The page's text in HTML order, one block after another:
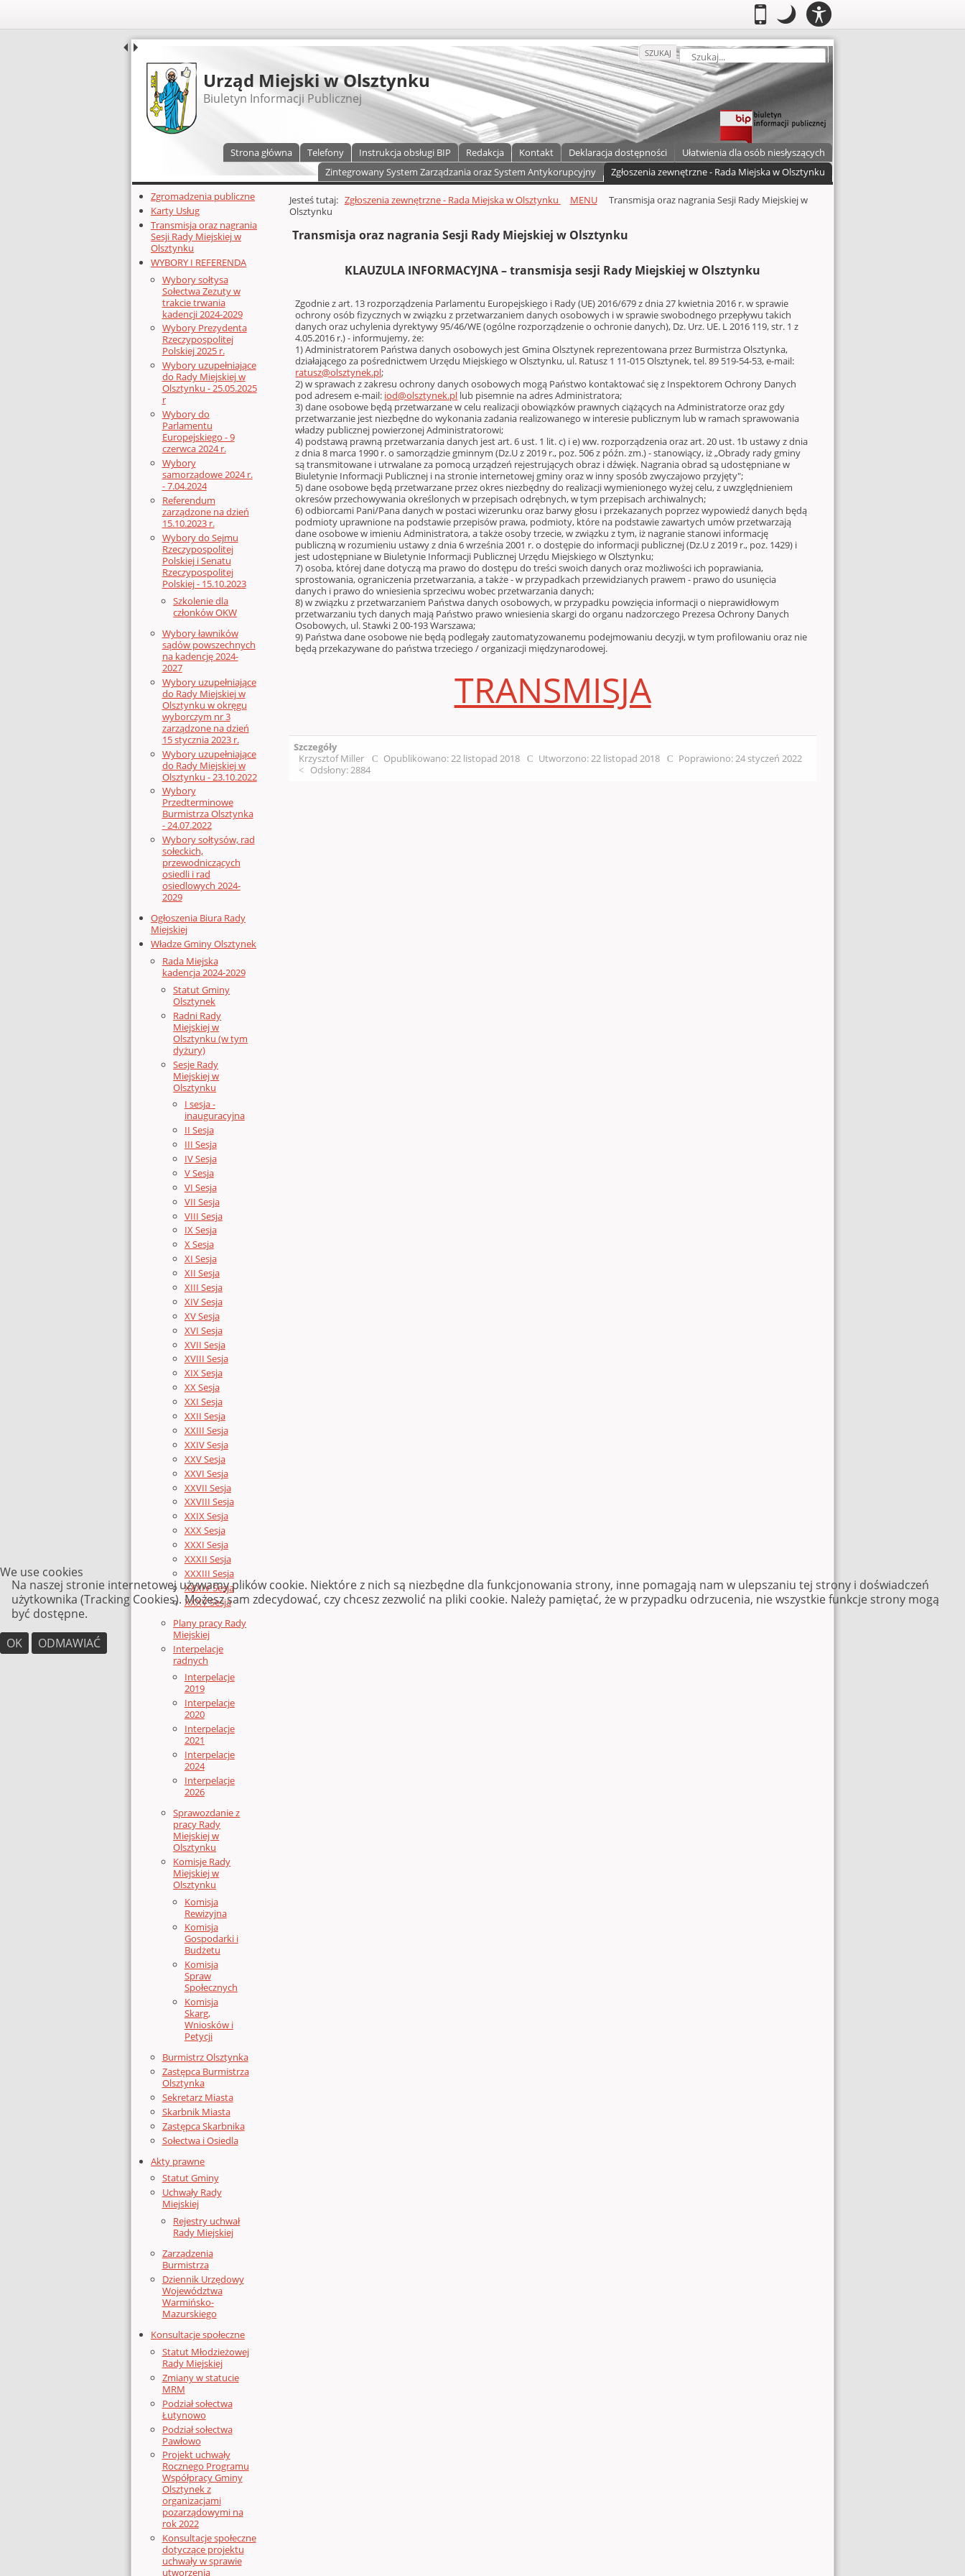
Mobilny
.Przełącz do wersji mobilnej
Tryb
nocny
Tryb nocny: Ten tryb ustawia
Szukaj
SZUKAJ
UDOSTĘPNIJ
Urząd Miejski w Olsztynku
Biuletyn Informacji Publicznej
Strona główna Telefony Instrukcja obsługi BIP Redakcja Kontakt Deklaracja dostępności
Ułatwienia dla osób niesłyszących
Zintegrowany System Zarządzania oraz System Antykorupcyjny
Zgłoszenia zewnętrzne - Rada Miejska w Olsztynku
Dodatkowe zasoby (lewa kolumna)
Zgromadzenia publiczne
Karty Usług
Transmisja oraz nagrania
Sesji Rady Miejskiej w
Olsztynku
WYBORY I REFERENDA
Wybory sołtysa
Sołectwa Zezuty w
trakcie trwania
kadencji 2024-2029
Wybory Prezydenta
Rzeczypospolitej
Polskiej 2025 r.
Wybory uzupełniające
do Rady Miejskiej w
Olsztynku - 25.05.2025
r
Wybory do
Parlamentu
Europejskiego - 9
czerwca 2024 r.
Wybory
samorządowe 2024 r.
- 7.04.2024
Referendum
zarządzone na dzień
15.10.2023 r.
Wybory do Sejmu
Rzeczypospolitej
Polskiej i Senatu
Rzeczypospolitej
Polskiej - 15.10.2023
Szkolenie dla
członków OKW
Wybory ławników
sądów powszechnych
na kadencję 2024-
2027
Wybory uzupełniające
do Rady Miejskiej w
Olsztynku w okręgu
wyborczym nr 3
zarządzone na dzień
15 stycznia 2023 r.
Wybory uzupełniające
do Rady Miejskiej w
Olsztynku - 23.10.2022
Wybory
Przedterminowe
Burmistrza Olsztynka
- 24.07.2022
Wybory sołtysów, rad
sołeckich,
przewodniczących
osiedli i rad
osiedlowych 2024-
2029
Ogłoszenia Biura Rady
Miejskiej
Władze Gminy Olsztynek
Rada Miejska
kadencja 2024-2029
Statut Gminy
Olsztynek
Radni Rady
Miejskiej w
Olsztynku (w tym
dyżury)
Sesje Rady
Miejskiej w
Olsztynku
I sesja -
inauguracyjna
II Sesja
III Sesja
IV Sesja
V Sesja
VI Sesja
VII Sesja
VIII Sesja
IX Sesja
X Sesja
XI Sesja
XII Sesja
XIII Sesja
XIV Sesja
XV Sesja
XVI Sesja
XVII Sesja
XVIII Sesja
XIX Sesja
XX Sesja
XXI Sesja
XXII Sesja
XXIII Sesja
XXIV Sesja
XXV Sesja
XXVI Sesja
XXVII Sesja
XXVIII Sesja
XXIX Sesja
XXX Sesja
XXXI Sesja
XXXII Sesja
XXXIII Sesja
XXXIV Sesja
XXXV Sesja
Plany pracy Rady
Miejskiej
Interpelacje
radnych
Interpelacje
2019
Interpelacje
2020
Interpelacje
2021
Interpelacje
2024
Interpelacje
2026
Sprawozdanie z
pracy Rady
Miejskiej w
Olsztynku
Komisje Rady
Miejskiej w
Olsztynku
Komisja
Rewizyjna
Komisja
Gospodarki i
Budżetu
Komisja
Spraw
Społecznych
Komisja
Skarg,
Wniosków i
Petycji
Burmistrz Olsztynka
Zastępca Burmistrza
Olsztynka
Sekretarz Miasta
Skarbnik Miasta
Zastępca Skarbnika
Sołectwa i Osiedla
Akty prawne
Statut Gminy
Uchwały Rady
Miejskiej
Rejestry uchwał
Rady Miejskiej
Zarządzenia
Burmistrza
Dziennik Urzędowy
Województwa
Warmińsko-
Mazurskiego
Konsultacje społeczne
Statut Młodzieżowej
Rady Miejskiej
Zmiany w statucie
MRM
Podział sołectwa
Łutynowo
Podział sołectwa
Pawłowo
Projekt uchwały
Rocznego Programu
Współpracy Gminy
Olsztynek z
organizacjami
pozarządowymi na
rok 2022
Konsultacje społeczne
dotyczące projektu
uchwały w sprawie
utworzenia
Głównej zawartości
Jesteś tutaj: Zgłoszenia zewnętrzne - Rada Miejska w Olsztynku MENU
Transmisja oraz nagrania Sesji Rady Miejskiej w
Olsztynku
Transmisja oraz nagrania Sesji Rady Miejskiej w Olsztynku
KLAUZULA INFORMACYJNA – transmisja sesji Rady Miejskiej w Olsztynku
Zgodnie z art. 13 rozporządzenia Parlamentu Europejskiego i Rady (UE) 2016/679 z dnia 27 kwietnia 2016 r. w sprawie
ochrony osób fizycznych w związku z przetwarzaniem danych osobowych i w sprawie swobodnego przepływu takich
danych oraz uchylenia dyrektywy 95/46/WE (ogólne rozporządzenie o ochronie danych), Dz. Urz. UE. L 2016 119, str. 1 z
4.05.2016 r.) - informujemy, że:
1) Administratorem Państwa danych osobowych jest Gmina Olsztynek reprezentowana przez Burmistrza Olsztynka,
działającego za pośrednictwem Urzędu Miejskiego w Olsztynku, ul. Ratusz 1 11-015 Olsztynek, tel. 89 519-54-53, e-mail:
ratusz@olsztynek.pl;
2) w sprawach z zakresu ochrony danych osobowych mogą Państwo kontaktować się z Inspektorem Ochrony Danych
pod adresem e-mail: iod@olsztynek.pl lub pisemnie na adres Administratora;
3) dane osobowe będą przetwarzane w celu realizacji obowiązków prawnych ciążących na Administratorze oraz gdy
przetwarzanie jest niezbędne do wykonania zadania realizowanego w interesie publicznym lub w ramach sprawowania
władzy publicznej powierzonej Administratorowi;
4) podstawą prawną przetwarzania danych jest art. 6 ust. 1 lit. c) i e) ww. rozporządzenia oraz art. 20 ust. 1b ustawy z dnia
z dnia 8 marca 1990 r. o samorządzie gminnym (Dz.U z 2019 r., poz. 506 z późn. zm.) - stanowiący, iż „Obrady rady gminy
są transmitowane i utrwalane za pomocą urządzeń rejestrujących obraz i dźwięk. Nagrania obrad są udostępniane w
Biuletynie Informacji Publicznej i na stronie internetowej gminy oraz w inny sposób zwyczajowo przyjęty";
5) dane osobowe będą przetwarzane przez okres niezbędny do realizacji wymienionego wyżej celu, z uwzględnieniem
okresów przechowywania określonych w przepisach odrębnych, w tym przepisach archiwalnych;
6) odbiorcami Pani/Pana danych w postaci wizerunku oraz barwy głosu i przekazanych poprzez wypowiedź danych będą
podmioty uprawnione na podstawie przepisów prawa, podmioty, które na podstawie zawartych umów przetwarzają
dane osobowe w imieniu Administratora, a także osoby trzecie, w związku z tym, iż nagranie stanowi informację
publiczną w rozumieniu ustawy z dnia 6 września 2001 r. o dostępie do informacji publicznej (Dz.U z 2019 r., poz. 1429) i
jest udostępniane w Biuletynie Informacji Publicznej Urzędu Miejskiego w Olsztynku;
7) osoba, której dane dotyczą ma prawo do dostępu do treści swoich danych oraz możliwości ich poprawiania,
sprostowania, ograniczenia przetwarzania, a także - w przypadkach przewidzianych prawem - prawo do usunięcia
danych i prawo do wniesienia sprzeciwu wobec przetwarzania danych;
8) w związku z przetwarzaniem Państwa danych osobowych, w przypadku powzięcia informacji o nieprawidłowym
przetwarzaniu tych danych mają Państwo prawo wniesienia skargi do organu nadzorczego Prezesa Ochrony Danych
Osobowych, ul. Stawki 2 00-193 Warszawa;
9) Państwa dane osobowe nie będą podlegały zautomatyzowanemu podejmowaniu decyzji, w tym profilowaniu oraz nie
będą przekazywane do państwa trzeciego / organizacji międzynarodowej.
TRANSMISJA
Szczegóły
Krzysztof Miller
Opublikowano: 22 listopad 2018 Utworzono: 22 listopad 2018
Poprawiono: 24 styczeń 2022
Odsłony: 2884
We use cookies
Na naszej stronie internetowej używamy plików cookie. Niektóre z nich są niezbędne dla funkcjonowania strony, inne pomagają nam w ulepszaniu tej strony i doświadczeń
użytkownika (Tracking Cookies). Możesz sam zdecydować, czy chcesz zezwolić na pliki cookie. Należy pamiętać, że w przypadku odrzucenia, nie wszystkie funkcje strony mogą
być dostępne.
OK
ODMAWIAĆ